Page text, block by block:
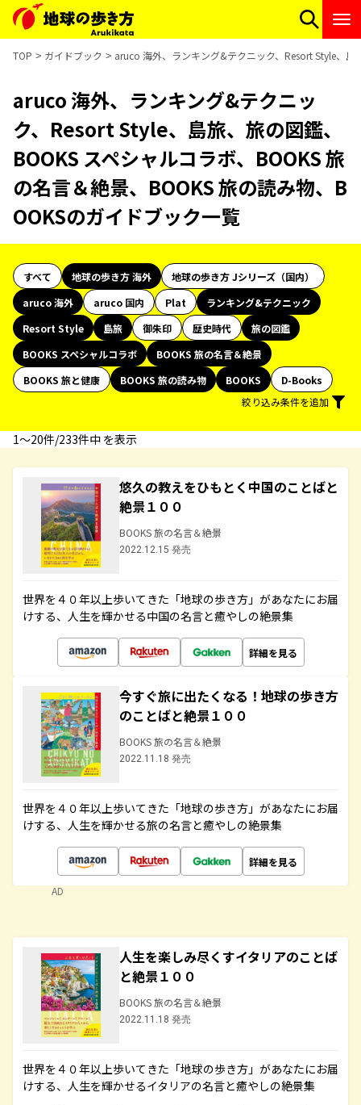
TOP ガイドブック aruco 海外、ランキング&テクニック、Resort Style、島
aruco 海外、ランキング&テクニッ
ク、Resort Style、島旅、旅の図鑑、
BOOKS スペシャルコラボ、BOOKS 旅
の名言＆絶景、BOOKS 旅の読み物、B
OOKSのガイドブック一覧
すべて 地球の歩き方 海外
地球の歩き方 Jシリーズ（国内）
aruco 海外
aruco 国内 Plat
ランキング&テクニック
Resort Style
島旅 御朱印 歴史時代
旅の図鑑
BOOKS スペシャルコラボ
BOOKS 旅の名言＆絶景
BOOKS 旅と健康
BOOKS 旅の読み物 BOOKS
D-Books
絞り込み条件を追加
1〜20件/233件中 を表示
悠久の教えをひもとく中国のことばと
絶景１００
BOOKS 旅の名言＆絶景
2022.12.15 発売
世界を４０年以上歩いてきた「地球の歩き方」があなたにお届
けする、人生を輝かせる中国の名言と癒やしの絶景集
詳細を見る
今すぐ旅に出たくなる！地球の歩き方
のことばと絶景１００
BOOKS 旅の名言＆絶景
2022.11.18 発売
世界を４０年以上歩いてきた「地球の歩き方」があなたにお届
けする、人生を輝かせる旅の名言と癒やしの絶景集
詳細を見る
AD
人生を楽しみ尽くすイタリアのことば
と絶景１００
BOOKS 旅の名言＆絶景
2022.11.18 発売
世界を４０年以上歩いてきた「地球の歩き方」があなたにお届
けする、人生を輝かせるイタリアの名言と癒やしの絶景集